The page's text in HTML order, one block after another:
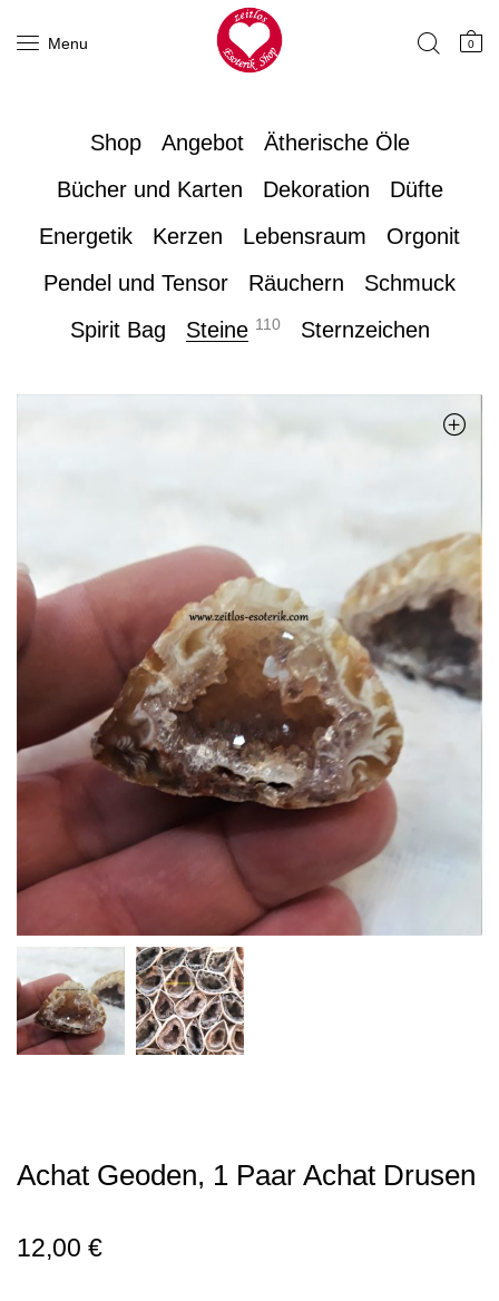
Menu 0
Shop Angebot
Ätherische Öle
Bücher und Karten
Dekoration
Düfte
Energetik
Kerzen Lebensraum
Orgonit
Pendel und Tensor
Räuchern
Schmuck
Spirit Bag
Steine 110 Sternzeichen
Achat Geoden, 1 Paar Achat Drusen
12,00 €